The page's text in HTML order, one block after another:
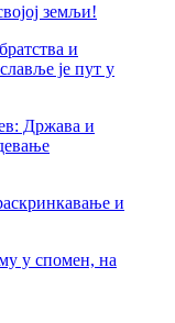
земљи!
и
је пут у
Држава и
и
у спомен, на